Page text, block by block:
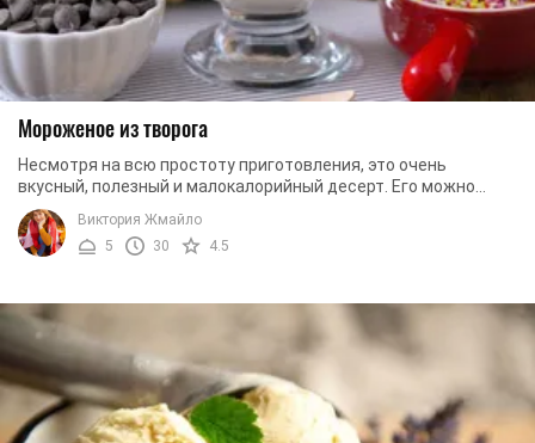
Мороженое из творога
Несмотря на всю простоту приготовления, это очень
вкусный, полезный и малокалорийный десерт. Его можно
потреблять в больших количествах и при этом не ...
Виктория Жмайло
5
30 4.5